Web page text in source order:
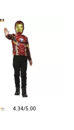
4.34/5.00